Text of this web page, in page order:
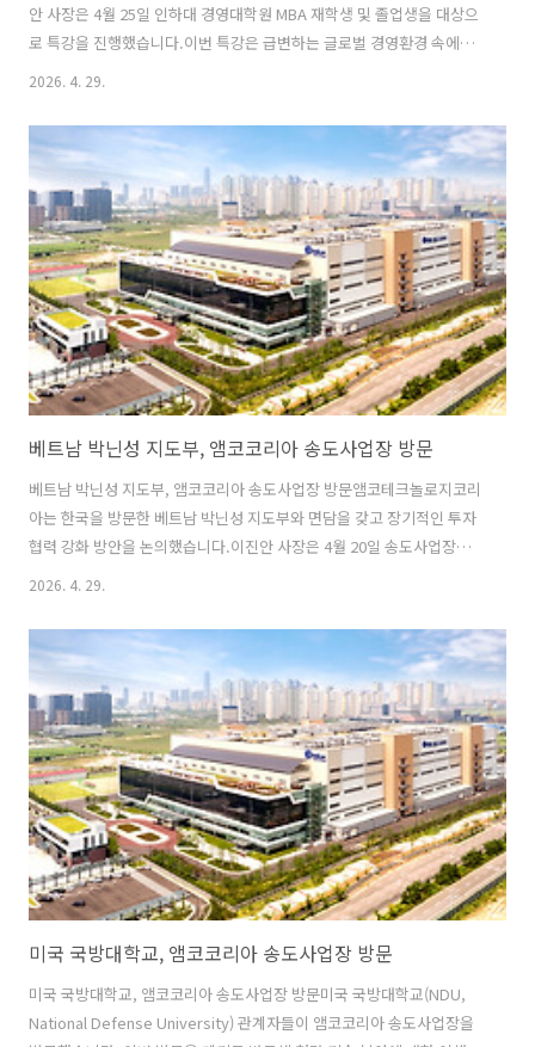
안 사장은 4월 25일 인하대 경영대학원 MBA 재학생 및 졸업생을 대상으
로 특강을 진행했습니다.이번 특강은 급변하는 글로벌 경영환경 속에서
기업이 지속 가능한 경쟁력을 확보하기 위해 필요한 리더십과 경영전략
으로 축적해온 경영철학과 조직운영에 대한 인사이트를 전달하며, 반도
체 산업의 변화와 첨단 패키지 기술의 중요성에 대해 설명했습니다. 참석
자들은 실제 기업 경영현장에서 얻은 생생한 경험과 반도체 패키징 산업
의 미래 방향성에 대한 설명을 통해 실무적 시각을 넓히는 뜻깊은 시간을
가졌습니다.앰코코리아는 앞으로도 산학 교류와 인재 양성을 위한 다양
한 활동을 지속하며, 반도체..
2026. 4. 29.
베트남 박닌성 지도부, 앰코코리아 송도사업장 방문
베트남 박닌성 지도부, 앰코코리아 송도사업장 방문앰코테크놀로지코리
아는 한국을 방문한 베트남 박닌성 지도부와 면담을 갖고 장기적인 투자
협력 강화 방안을 논의했습니다.이진안 사장은 4월 20일 송도사업장에
서 응우옌 홍 타이 박닌성 당서기와 만남을 가지면서 “베트남 프로젝트
글로벌 공급망에 적극 기여하고 있다.”고 언급하며, 박닌성의 투자 환경
과 인력 수준, 지방정부의 적극적인 지원을 높이 평가했습니다.이에 홍
타이 당서기는 “박닌성은 전략적 입지와 빠르게 확충되는 교통·산업 인
프라, 기업 친화적 행정 환경을 갖춘 첨단산업 중심지”라며 특히 반도체
산업을 2025~2030년 동안 핵심 육성 산업으로 삼고 있다고 강조했습니
다. 그러면서 “앰코..
2026. 4. 29.
미국 국방대학교, 앰코코리아 송도사업장 방문
미국 국방대학교, 앰코코리아 송도사업장 방문미국 국방대학교(NDU,
National Defense University) 관계자들이 앰코코리아 송도사업장을